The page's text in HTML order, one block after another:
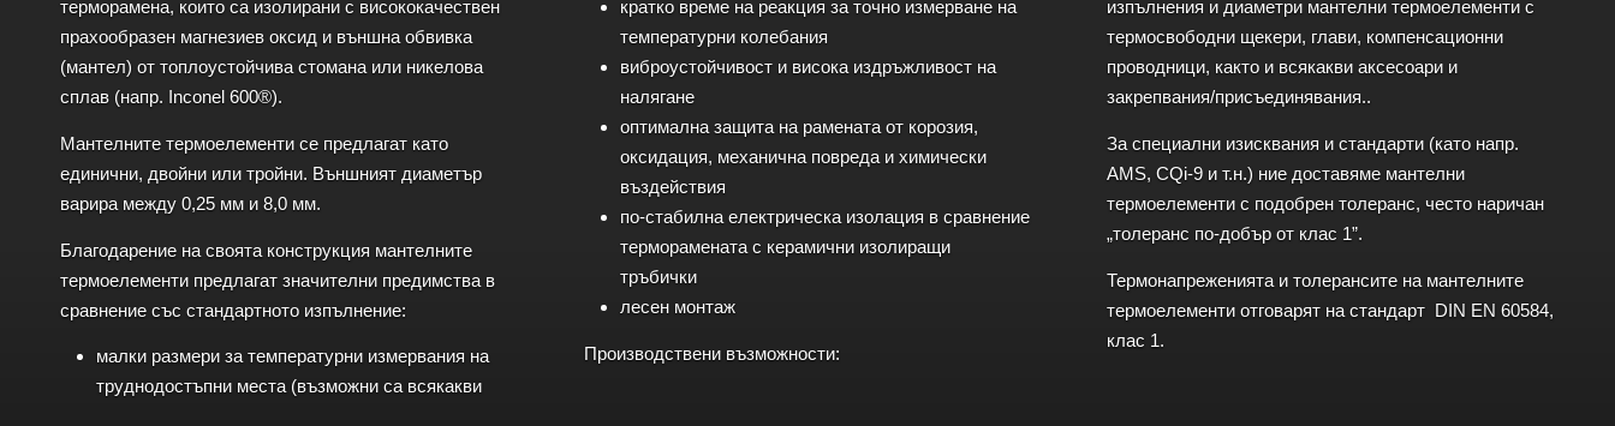
терморамена, които са изолирани с висококачествен
прахообразен магнезиев оксид и външна обвивка
(мантел) от топлоустойчива стомана или никелова
сплав (напр. Inconel 600®).
Мантелните термоелементи се предлагат като
единични, двойни или тройни. Външният диаметър
варира между 0,25 мм и 8,0 мм.
Благодарение на своята конструкция мантелните
термоелементи предлагат значителни предимства в
сравнение със стандартното изпълнение:
малки размери за температурни измервания на
труднодостъпни места (възможни са всякакви
кратко време на реакция за точно измерване на
температурни колебания
виброустойчивост и висока издръжливост на
налягане
оптимална защита на рамената от корозия,
оксидация, механична повреда и химически
въздействия
по-стабилна електрическа изолация в сравнение
терморамената с керамични изолиращи
тръбички
лесен монтаж
Производствени възможности:
изпълнения и диаметри мантелни термоелементи с
термосвободни щекери, глави, компенсационни
проводници, както и всякакви аксесоари и
закрепвания/присъединявания..
За специални изисквания и стандарти (като напр.
AMS, CQi-9 и т.н.) ние доставяме мантелни
термоелементи с подобрен толеранс, често наричан
„толеранс по-добър от клас 1”.
Термонапреженията и толерансите на мантелните
термоелементи отговарят на стандарт DIN EN 60584,
клас 1.